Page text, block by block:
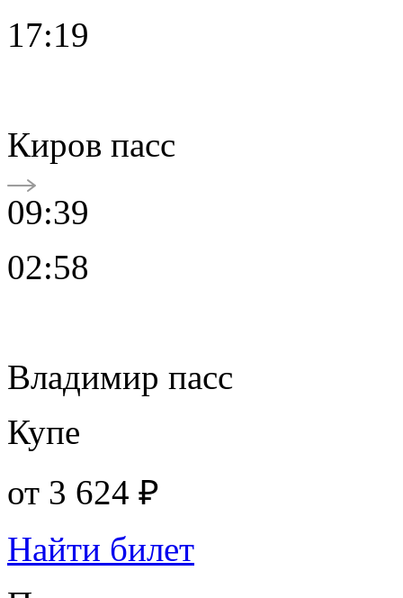
17:19
Киров пасс
09:39
02:58
Владимир пасс
Купе
от 3 624 ₽
Найти билет